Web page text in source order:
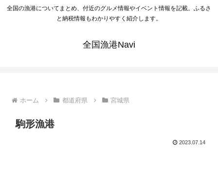
全国の漁港についてまとめ、付近のグルメ情報やイベント情報を記載。ふるさ
と納税情報もわかりやすく紹介します。
全国漁港Navi
ホーム 都道府県 宮城県
駒形漁港
2023.07.14